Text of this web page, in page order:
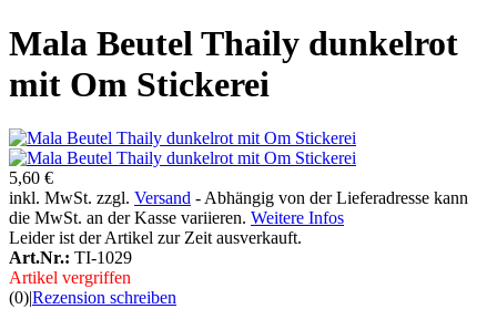
Mala Beutel Thaily dunkelrot
mit Om Stickerei
5,60 €
inkl. MwSt. zzgl. Versand - Abhängig von der Lieferadresse kann
die MwSt. an der Kasse variieren. Weitere Infos
Leider ist der Artikel zur Zeit ausverkauft.
Art.Nr.: TI-1029
Artikel vergriffen
(0)|Rezension schreiben